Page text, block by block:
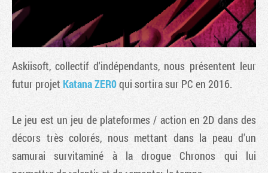
Askiisoft, collectif d'indépendants, nous présentent leur
futur projet Katana ZER0qui sortira sur PC en 2016.
Le jeu est un jeu de plateformes / action en 2D dans des
décors très colorés, nous mettant dans la peau d'un
samurai survitaminé à la drogue Chronos qui lui
Tribune